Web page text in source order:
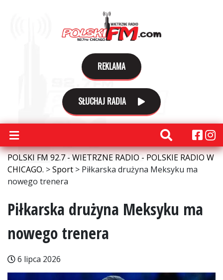
REKLAMA
SŁUCHAJ RADIA
POLSKI FM 92.7 - WIETRZNE RADIO - POLSKIE RADIO W
CHICAGO. >Sport > Piłkarska drużyna Meksyku ma
nowego trenera
Piłkarska drużyna Meksyku ma
nowego trenera
6 lipca 2026